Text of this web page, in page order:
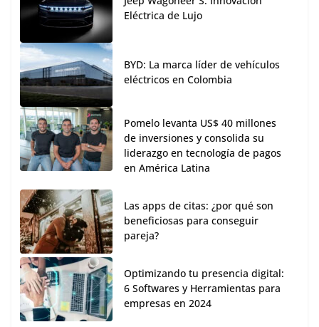
Eléctrica de Lujo
BYD: La marca líder de vehículos
eléctricos en Colombia
Pomelo levanta US$ 40 millones
de inversiones y consolida su
liderazgo en tecnología de pagos
en América Latina
Las apps de citas: ¿por qué son
beneficiosas para conseguir
pareja?
Optimizando tu presencia digital:
6 Softwares y Herramientas para
empresas en 2024